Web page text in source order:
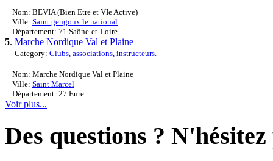
Nom: BEVIA (Bien Etre et VIe Active)
Ville: Saint gengoux le national
Département: 71 Saône-et-Loire
5. Marche Nordique Val et Plaine
Category: Clubs, associations, instructeurs.
Nom: Marche Nordique Val et Plaine
Ville: Saint Marcel
Département: 27 Eure
Voir plus...
Des questions ?